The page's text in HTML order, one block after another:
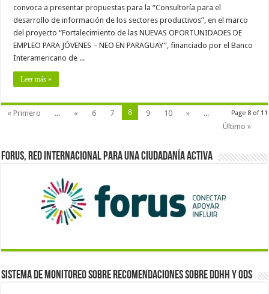
convoca a presentar propuestas para la “Consultoría para el
desarrollo de información de los sectores productivos”, en el marco
del proyecto “Fortalecimiento de las NUEVAS OPORTUNIDADES DE
EMPLEO PARA JÓVENES – NEO EN PARAGUAY”, financiado por el Banco
Interamericano de ...
Leer más »
Page 8 of 11
« Primero ... « 6 7 8 9 10 »
...
Último »
Forus, red internacional para una ciudadanía activa
Sistema de monitoreo sobre recomendaciones sobre DDHH y ODS